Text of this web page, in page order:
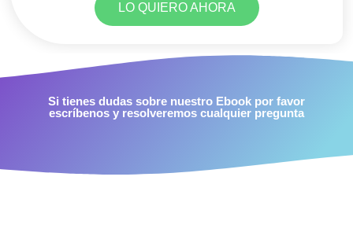
LO QUIERO AHORA
Si tienes dudas sobre nuestro Ebook por favor
escríbenos y resolveremos cualquier pregunta